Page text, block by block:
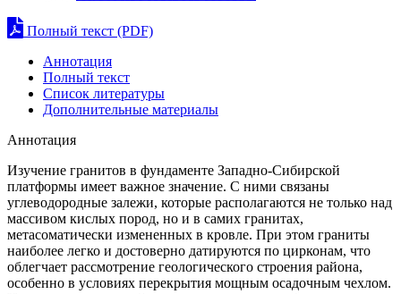
Полный текст (PDF)
Аннотация
Полный текст
Список литературы
Дополнительные материалы
Аннотация
Изучение гранитов в фундаменте Западно-Сибирской
платформы имеет важное значение. С ними связаны
углеводородные залежи, которые располагаются не только над
массивом кислых пород, но и в самих гранитах,
метасоматически измененных в кровле. При этом граниты
наиболее легко и достоверно датируются по цирконам, что
облегчает рассмотрение геологического строения района,
особенно в условиях перекрытия мощным осадочным чехлом.